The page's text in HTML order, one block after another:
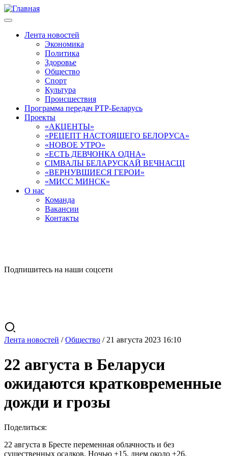
Перейти
к
содержанию
Лента новостей
Экономика
Политика
Здоровье
Общество
Спорт
Культура
Происшествия
Программа передач РТР-Беларусь
Проекты
«АКЦЕНТЫ»
«РЕЦЕПТ НАСTОЯЩЕГО БЕЛОРУСА»
«НОВОЕ УТРО»
«ЕСТЬ ДЕВЧОНКА ОДНА»
СІМВАЛЫ БЕЛАРУСКАЙ ВЕЧНАСЦІ
«ВЕРНУВШИЕСЯ ГЕРОИ»
«МИСС МИНСК»
О нас
Команда
Вакансии
Контакты
Подпишитесь на наши соцсети
Лента новостей /Общество / 21 августа 2023 16:10
22 августа в Беларуси
ожидаются кратковременные
дожди и грозы
Поделиться:
22 августа в Бресте переменная облачность и без
существенных осадков. Ночью +15, днем около +26.